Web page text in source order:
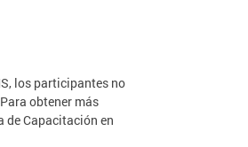
los participantes no
obtener más
Capacitación en